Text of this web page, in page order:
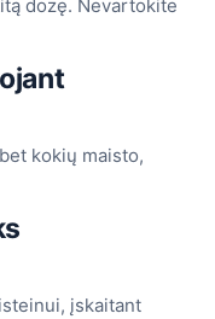
dozę. Nevartokite
kokių maisto,
įskaitant